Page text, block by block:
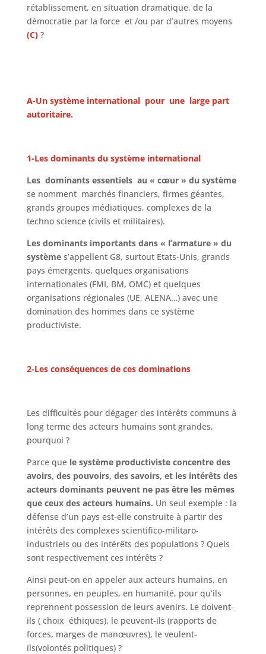
rétablissement, en situation dramatique, de la
démocratie par la force et /ou par d’autres moyens
(C) ?
A-Un système international pour une large part
autoritaire.
1-Les dominants du système international
Les dominants essentiels au « cœur » du système
se nomment marchés financiers, firmes géantes,
grands groupes médiatiques, complexes de la
techno science (civils et militaires).
Les dominants importants dans « l’armature » du
systèmes’appellent G8, surtout Etats-Unis, grands
pays émergents, quelques organisations
internationales (FMI, BM, OMC) et quelques
organisations régionales (UE, ALENA…) avec une
domination des hommes dans ce système
productiviste.
2-Les conséquences de ces dominations
Les difficultés pour dégager des intérêts communs à
long terme des acteurs humains sont grandes,
pourquoi ?
Parce que le système productiviste concentre des
avoirs, des pouvoirs, des savoirs, et les intérêts des
acteurs dominants peuvent ne pas être les mêmes
que ceux des acteurs humains. Un seul exemple : la
défense d’un pays est-elle construite à partir des
intérêts des complexes scientifico-militaro-
industriels ou des intérêts des populations ? Quels
sont respectivement ces intérêts ?
Ainsi peut-on en appeler aux acteurs humains, en
personnes, en peuples, en humanité, pour qu’ils
reprennent possession de leurs avenirs. Le doivent-
ils ( choix éthiques), le peuvent-ils (rapports de
forces, marges de manœuvres), le veulent-
ils(volontés politiques) ?